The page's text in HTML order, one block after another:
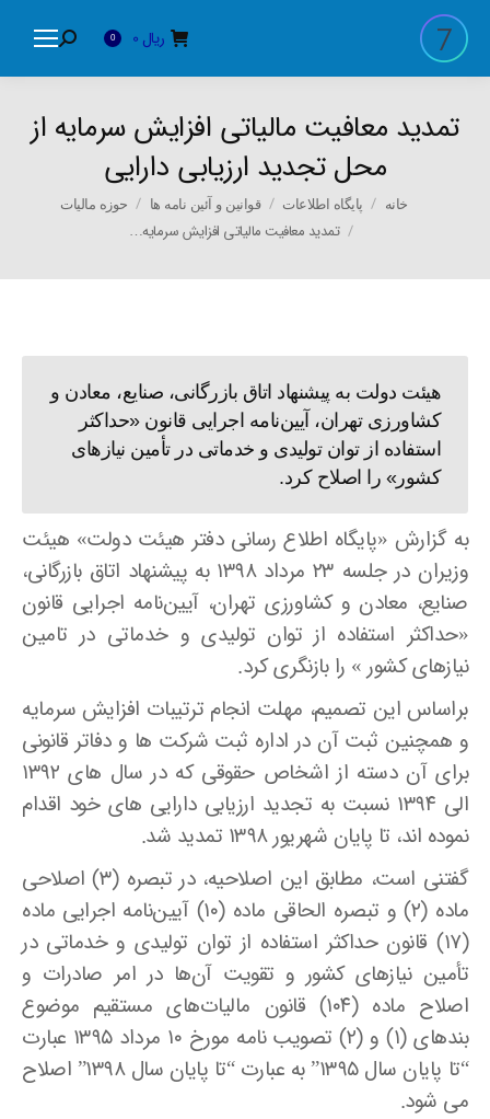
ریال 0
Search:
تمدید معافیت مالیاتی افزایش سرمایه از
محل تجدید ارزیابی دارایی
You are here:
خانه پایگاه اطلاعات قوانین و آئین نامه ها حوزه مالیات
تمدید معافیت مالیاتی افزایش سرمایه…
هیئت دولت به پیشنهاد اتاق بازرگانی، صنایع، معادن و
کشاورزی تهران، آیین‌نامه اجرایی قانون «حداکثر
استفاده از توان تولیدی و خدماتی در تأمین نیاز‌های
کشور» را اصلاح کرد.
به گزارش «پایگاه اطلاع رسانی دفتر هیئت دولت» هیئت
وزیران در جلسه ۲۳ مرداد ۱۳۹۸ به پیشنهاد اتاق بازرگانی،
صنایع، معادن و کشاورزی تهران، آیین‌نامه اجرایی قانون
«حداکثر استفاده از توان تولیدی و خدماتی در تامین
نیازهای کشور » را بازنگری کرد.
براساس این تصمیم، مهلت انجام ترتیبات افزایش سرمایه
و همچنین ثبت آن در اداره ثبت شرکت ها و دفاتر قانونی
برای آن دسته از اشخاص حقوقی که در سال های ۱۳۹۲
الی ۱۳۹۴ نسبت به تجدید ارزیابی دارایی های خود اقدام
نموده اند، تا پایان شهریور ۱۳۹۸ تمدید شد.
گفتنی است، مطابق این اصلاحیه، در تبصره (۳) اصلاحی
ماده (۲) و تبصره الحاقی ماده (۱۰) آیین‌نامه اجرایی ماده
(۱۷) قانون حداکثر استفاده از توان تولیدی و خدماتی در
تأمین نیاز‌های کشور و تقویت آن‌ها در امر صادرات و
اصلاح ماده (۱۰۴) قانون مالیات‌های مستقیم موضوع
بند‌های (۱) و (۲) تصویب نامه مورخ ۱۰ مرداد ۱۳۹۵ عبارت
“تا پایان سال ۱۳۹۵” به عبارت “تا پایان سال ۱۳۹۸” اصلاح
می شود.